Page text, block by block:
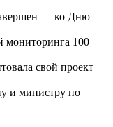
— ко Дню
мониторинга 100
свой проект
и министру по